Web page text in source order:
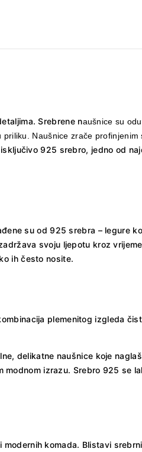
Srebrene naušnice su
Naušnice zrače
925 srebro, jedno od
su od 925 srebra – legure
svoju ljepotu kroz
ih često nosite.
plemenitog izgleda
delikatne naušnice koje
izrazu. Srebro 925 se
komada. Blistavi